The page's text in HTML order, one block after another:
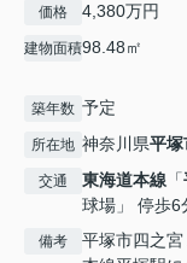
価格 4,380万円
建物面積98.48㎡
築年数 予定
所在地 神奈川県平塚
交通 東海道本線 「
球場」 停歩6
備考
平塚市四之